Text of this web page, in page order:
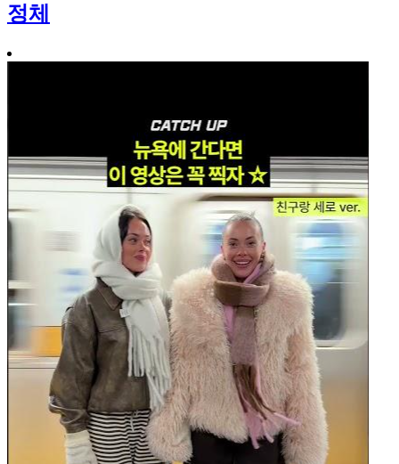
정체